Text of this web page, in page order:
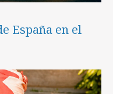
España en el